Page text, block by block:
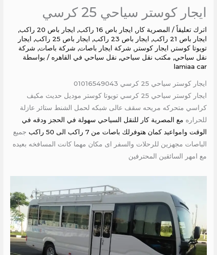
ايجار كوستر سياحي 25 كرسي
اترك تعليقاً / المصرية كار, ايجار باص 16 راكب , ايجار باص 20 راكب
,
ايجار باص 21 راكب
, ايجار باص 23 راكب , ايجار باص 25 راكب , ايجار
تويوتا كوستر, ايجار كوستر, شركة ايجار باصات, شركة باصات, شركة
نقل سياحي, مكتب نقل سياحي, نقل سياحي في القاهره / بواسطة
lamiaa car
ايجار كوستر سياحي 25 كرسي 01016549043
ايجار كوستر سياحي 25 كرسي تويوتا كوستر موديل حديث مكيف
كراسي متحركه مريحه سقف عالى شبكه لحمل الشنط ستائر عازلة
للحراره مع المصرية كار للنقل السياحي سهولة في الحجز ودقه في
الوقت وامواعيد كمان هتوفرلك باصات من 7 راكب الى 50 راكب
جميع
الباصات مجهزين للرحلات والسفر اى مكان مهما كانت المسافخه بعيده
مع امهر السائقين المحترفين